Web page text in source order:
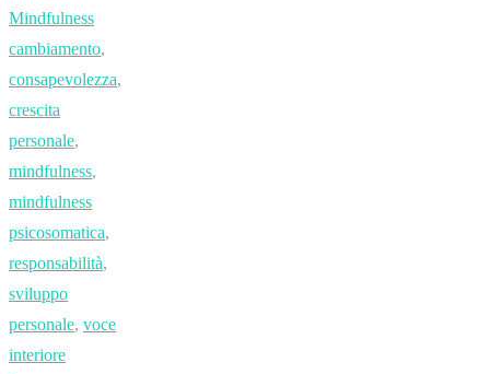
Mindfulness
cambiamento,
consapevolezza,
crescita
personale,
mindfulness,
mindfulness
psicosomatica,
responsabilità,
sviluppo
personale, voce
interiore